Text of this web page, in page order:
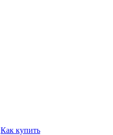
Как купить